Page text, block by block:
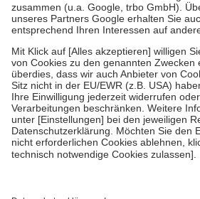
Verordnung.
Um das Engagement der Versicherten für
stärken und die besondere Stellung der
fallenkeine Zuzahlungenan bei:
• Kindern und Jugendlichen bis zum
mit Ausnahme der Fahrkosten
• Untersuchungen zur Vorsorge und
GKV getragen werden
• empfohlenen Schutzimpfungen
• Harn- und Blutteststreifen